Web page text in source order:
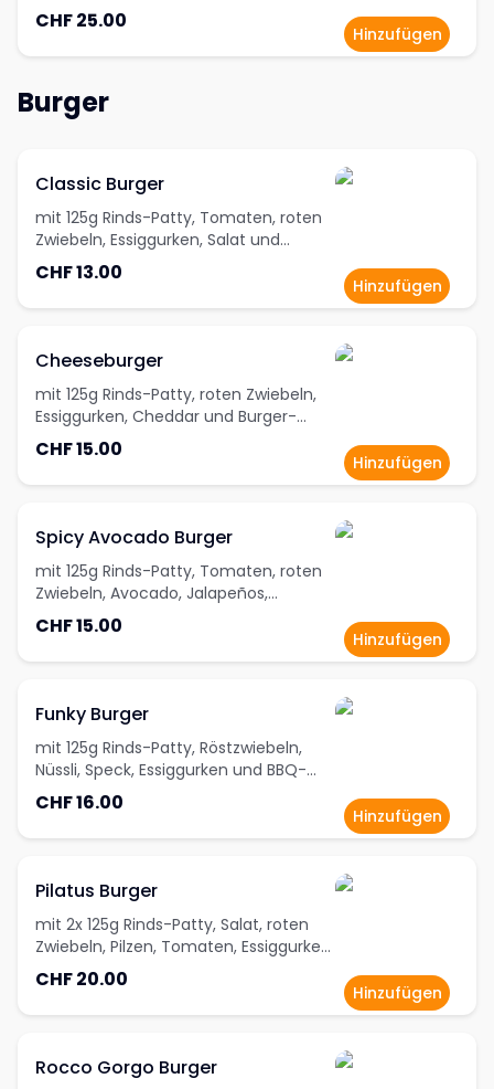
CHF 25.00
Hinzufügen
Burger
Classic Burger
mit 125g Rinds-Patty, Tomaten, roten
Zwiebeln, Essiggurken, Salat und
Burger-Sauce
CHF 13.00
Hinzufügen
Cheeseburger
mit 125g Rinds-Patty, roten Zwiebeln,
Essiggurken, Cheddar und Burger-
Sauce
CHF 15.00
Hinzufügen
Spicy Avocado Burger
mit 125g Rinds-Patty, Tomaten, roten
Zwiebeln, Avocado, Jalapeños,
Cheddar und Chili-Mayonnaise
CHF 15.00
Hinzufügen
Funky Burger
mit 125g Rinds-Patty, Röstzwiebeln,
Nüssli, Speck, Essiggurken und BBQ-
Sauce
CHF 16.00
Hinzufügen
Pilatus Burger
mit 2x 125g Rinds-Patty, Salat, roten
Zwiebeln, Pilzen, Tomaten, Essiggurken,
Cheddar, Peperoni und Tatarsauce
CHF 20.00
Hinzufügen
Rocco Gorgo Burger